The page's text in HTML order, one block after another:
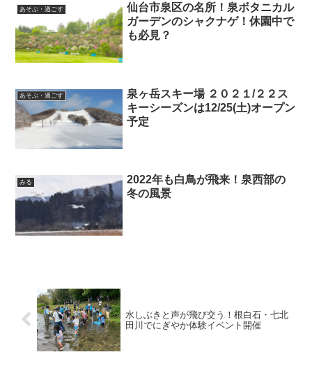
あそぶ・過ごす
仙台市泉区の名所！泉ボタニカル
ガーデンのシャクナゲ！休園中で
も必見？
あそぶ・過ごす
泉ヶ岳スキー場 ２０２１/２２ス
キーシーズンは12/25(土)オープン
予定
みる
2022年も白鳥が飛来！泉西部の
冬の風景
水しぶきと声が飛び交う！根白石・七北
田川でにぎやか体験イベント開催